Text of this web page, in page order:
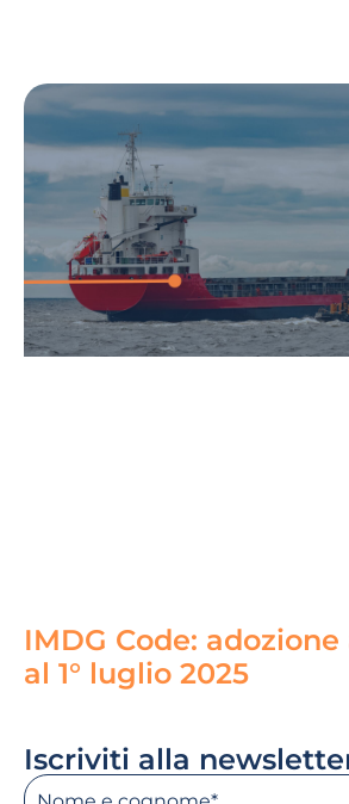
IMDG Code:
al 1° luglio 2025
Iscriviti alla